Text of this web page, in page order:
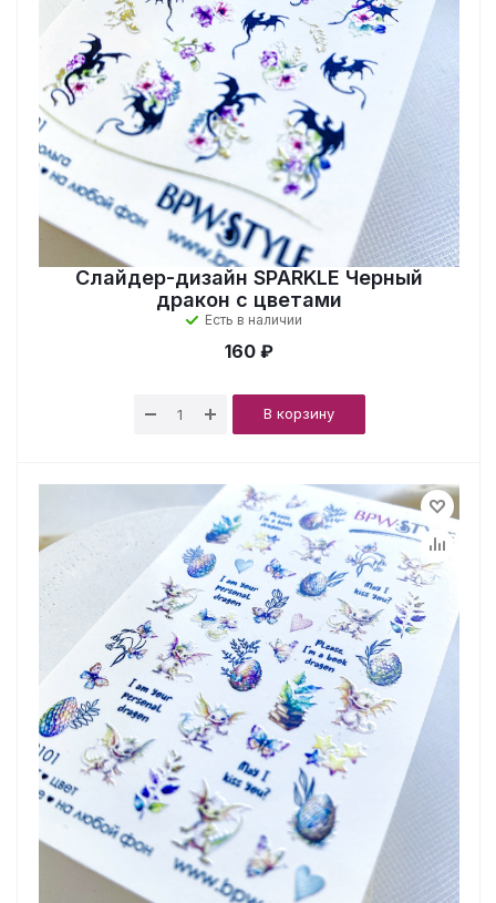
Слайдер-дизайн SPARKLE Черный
дракон с цветами
Есть в наличии
160 ₽
В корзину